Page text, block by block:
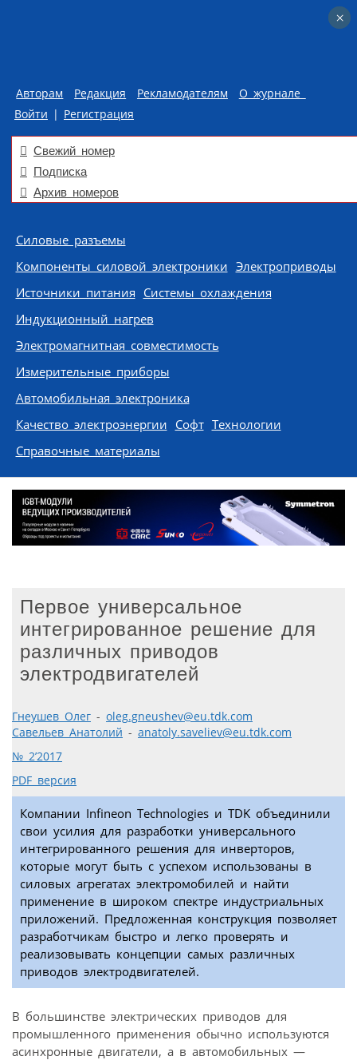
Авторам Редакция Рекламодателям
О журнале
Войти | Регистрация
Свежий номер
Подписка
Архив номеров
Skip to content
Силовые разъемы
Компоненты силовой электроники Электроприводы
Источники питания Системы охлаждения
Индукционный нагрев
Электромагнитная совместимость
Измерительные приборы
Автомобильная электроника
Качество электроэнергии Софт Технологии
Справочные материалы
Первое универсальное
интегрированное решение для
различных приводов
электродвигателей
Гнеушев Олег - oleg.gneushev@eu.tdk.com
Савельев Анатолий - anatoly.saveliev@eu.tdk.com
№ 2’2017
PDF версия
Компании Infineon Technologies и TDK объединили
свои усилия для разработки универсального
интегрированного решения для инверторов,
которые могут быть с успехом использованы в
силовых агрегатах электромобилей и найти
применение в широком спектре индустриальных
приложений. Предложенная конструкция позволяет
разработчикам быстро и легко проверять и
реализовывать концепции самых различных
приводов электродвигателей.
В большинстве электрических приводов для
промышленного применения обычно используются
асинхронные двигатели, а в автомобильных —
×
×